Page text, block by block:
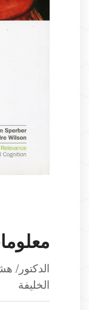
الدكتور/
الخليفة